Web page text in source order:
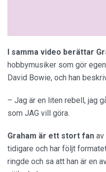
I samma video berättar
hobbymusiker som gör
David Bowie, och han
– Jag är en liten rebell, jag
som JAG vill göra.
Graham är ett stort fan av
tidigare och har följt
ringde och sa att han är en